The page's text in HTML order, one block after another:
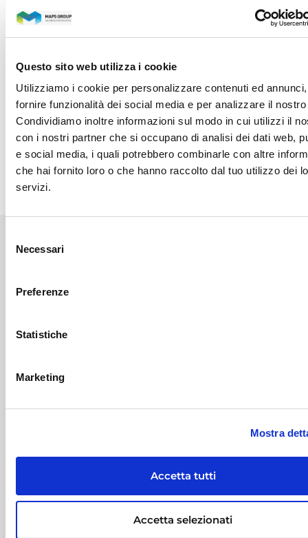
Questo sito web utilizza i cookie
Utilizziamo i cookie per personalizzare contenuti ed
fornire funzionalità dei social media e per analizzare il
Condividiamo inoltre informazioni sul modo in cui utilizzi il
con i nostri partner che si occupano di analisi dei dati web,
e social media, i quali potrebbero combinarle con altre
che hai fornito loro o che hanno raccolto dal tuo utilizzo dei
servizi.
delNecessari
Preferenze
Statistiche
Marketing
Mostra
Accetta tutti
Accetta selezionati
saranno trattati in conformità con quanto indicato
come spiegato nellaPrivacy Policy
Accetto di ricevere comunicazioni marketing da
parte di terze parti appartenenti a Maps S.p.A. come
daPrivacy Policy.
Invia
Governance